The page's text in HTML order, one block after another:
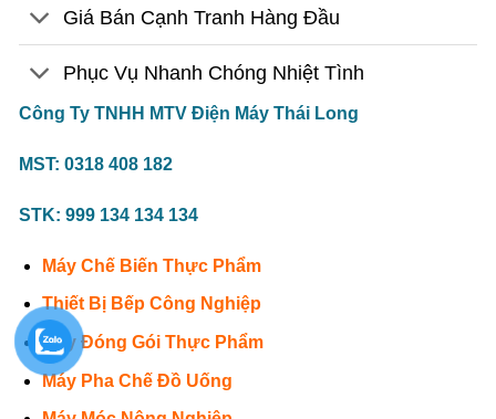
Giá Bán Cạnh Tranh Hàng Đầu
Phục Vụ Nhanh Chóng Nhiệt Tình
Công Ty TNHH MTV Điện Máy Thái Long
MST: 0318 408 182
STK: 999 134 134 134
Máy Chế Biến Thực Phẩm
Thiết Bị Bếp Công Nghiệp
Máy Đóng Gói Thực Phẩm
Máy Pha Chế Đồ Uống